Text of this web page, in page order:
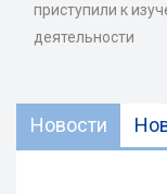
приступили к
деятельности
Новости